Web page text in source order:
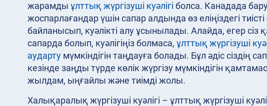
жарамды ұлттық жүргізуші куәлігі болса. Канадада
жоспарлағандар үшін сапар алдында өз еліңіздегі
байланысып, куәлікті алу ұсынылады. Алайда, егер сіз
сапарда болып, куәлігіңіз болмаса, ұлттық жүргізуші
аударту мүмкіндігін таңдауға болады. Бұл әдіс сіздің
кезінде заңды түрде көлік жүргізу мүмкіндігін
жылдам, ыңғайлы және тиімді жолы.
Халықаралық жүргізуші куәлігі – ұлттық жүргізуші